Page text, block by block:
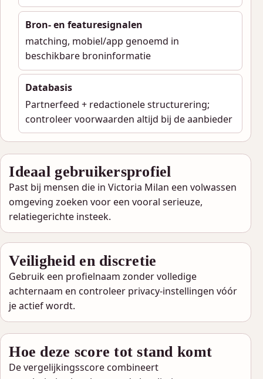
Bron- en featuresignalen
matching, mobiel/app genoemd in
beschikbare broninformatie
Databasis
Partnerfeed + redactionele structurering;
controleer voorwaarden altijd bij de aanbieder
Ideaal gebruikersprofiel
Past bij mensen die in Victoria Milan een volwassen
omgeving zoeken voor een vooral serieuze,
relatiegerichte insteek.
Veiligheid en discretie
Gebruik een profielnaam zonder volledige
achternaam en controleer privacy-instellingen vóór
je actief wordt.
Hoe deze score tot stand komt
De vergelijkingsscore combineert